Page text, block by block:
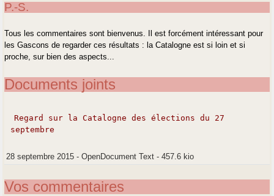
P.-S.
Tous les commentaires sont bienvenus. Il est forcément intéressant pour
les Gascons de regarder ces résultats : la Catalogne est si loin et si
proche, sur bien des aspects...
Documents joints
Regard sur la Catalogne des élections du 27
septembre
28 septembre 2015 -OpenDocument Text -457.6 kio
Vos commentaires